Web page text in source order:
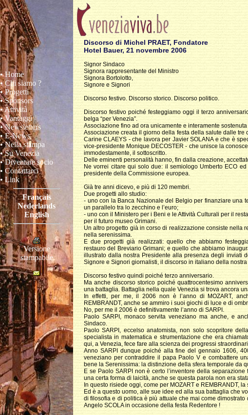
• Home
• Chi siamo ?
• Progetti
• Sponsors
• Attività
• Vantaggi
• Newsletters
• E-News
• Nella stampa
• Su Venezia
• Diventare socio
• Contattarci
• Link
Français
Nederlands
English
Versione
stampabile
Discorso di Michel PRAET, Fondatore
Hotel Bauer, 21 novembre 2006
Signor Sindaco
Signora rappresentante del Ministro
Signora Bortolotto,
Signore e Signori
Discorso festivo. Discorso storico. Discorso politico.
Discorso festivo poiché festeggiamo oggi il terzo
belga “per Venezia”.
Associazione fino ad ora unicamente e interamente
Associazione creata il giorno della festa della salute dalle
Carine CLAEYS - che lavora per Javier SOLANA e che è
vice-presidente Monique DECOSTER - che unisce la
immodestamente, il sottoscritto.
Delle eminenti personalità hanno, fin dalla creazione,
Ne vorrei citare qui solo due: il semiologo Umberto ECO
presidente della Commissione europea.
Già tre anni dicevo, e più di 120 membri.
Due progetti allo studio:
- uno con la Banca Nazionale del Belgio per finanziare una
un parallelo tra lo zecchino e l’euro;
- uno con il Ministero per i Beni e le Attività Culturali per il
per il futuro museo Grimani.
Un altro progetto già in corso di realizzazione consiste nella
nella serenissima.
E due progetti già realizzati: quello che abbiamo
restauro del Breviario Grimani; e quello che abbiamo
illustrato dalla nostra Presidente alla presenza degli inviati
Signore e Signori giornalisti, il discorso in italiano della
Discorso festivo quindi poiché terzo anniversario.
Ma anche discorso storico poiché quattrocentesimo
una battaglia. Battaglia nella quale Venezia si trova ancora
In effetti, per me, il 2006 non è l’anno di MOZART,
REMBRANDT, anche se ammiro i suoi giochi di luce e di
No, per me il 2006 è definitivamente l’anno di SARPI.
Paolo SARPI, monaco servita veneziano ma anche, e
Sindaco.
Paolo SARPI, eccelso anatomista, non solo scopritore
specialista in matematica e strumentazione che era
qui, a Venezia, fece fare alla scienza dei progressi
Anno SARPI dunque poiché alla fine del gennaio 1606,
veneziano per contraddire il papa Paolo V e combattere
bene la Serenissima: la distinzione della sfera temporale da
E se Paolo SARPI non è certo l’inventore della
una certa forma di laicità, anche se questa parola non era
In questo risiede oggi, come per MOZART e REMBRANDT,
Ed è a questo uomo, alle sue idee ed alla sua battaglia che
di filosofia e di politica è più attuale che mai come
Angelo SCOLA in occasione della festa Redentore !